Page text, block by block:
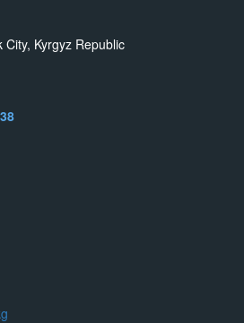
Kyrgyz Republic